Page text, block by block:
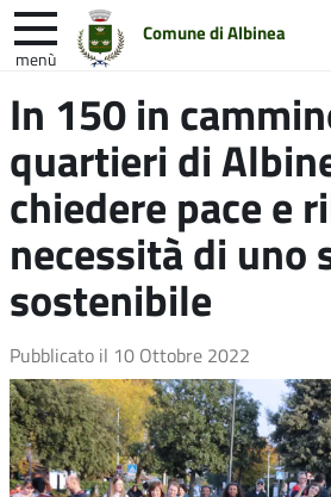
Comune di Albinea
menù
sito
Entra in Comune
Unione Colline
In 150 in
quartieri di
chiedere pace e
necessità di uno
sostenibile
Pubblicato il 10 Ottobre 2022